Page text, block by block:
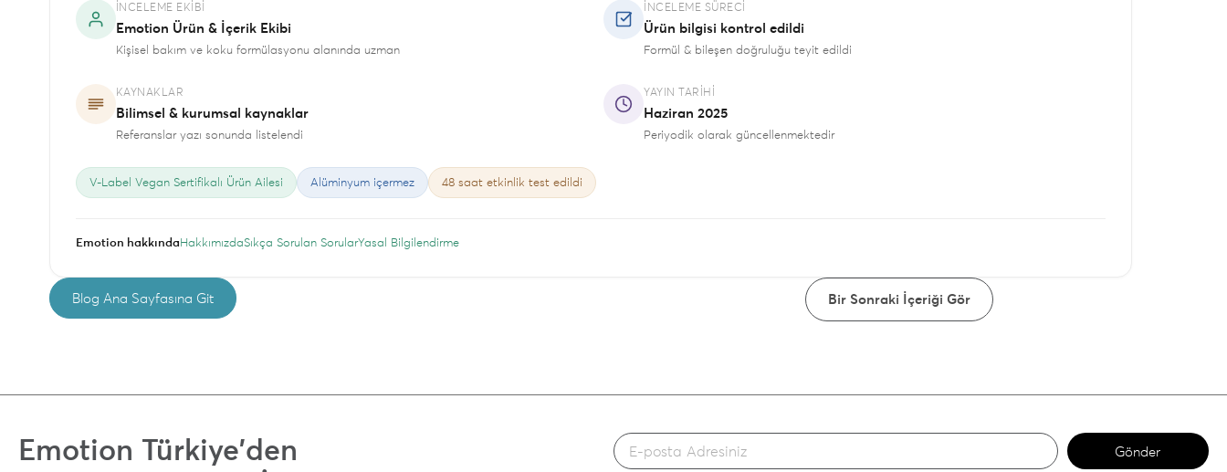
İNCELEME EKIBI
Emotion Ürün & İçerik Ekibi
Kişisel bakım ve koku formülasyonu alanında uzman
İNCELEME SÜRECI
Ürün bilgisi kontrol edildi
Formül & bileşen doğruluğu teyit edildi
KAYNAKLAR
Bilimsel & kurumsal kaynaklar
Referanslar yazı sonunda listelendi
YAYIN TARIHI
Haziran 2025
Periyodik olarak güncellenmektedir
V-Label Vegan Sertifikalı Ürün Ailesi Alüminyum içermez 48 saat etkinlik test edildi
Emotion hakkındaHakkımızdaSıkça Sorulan SorularYasal Bilgilendirme
Blog Ana Sayfasına Git Bir Sonraki İçeriği Gör
Emotion Türkiye'den
Gönder